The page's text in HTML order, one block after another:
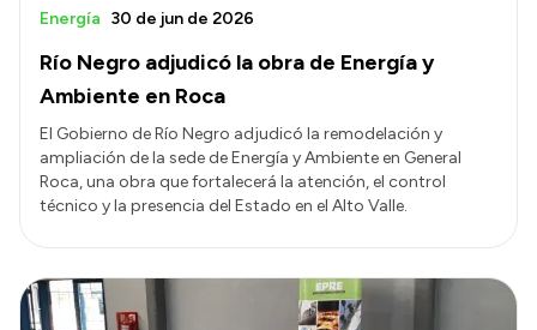
Río Negro adjudicó la obra de Energía y
Ambiente en Roca
Energía 30 de jun de 2026
El Gobierno de Río Negro adjudicó la remodelación y
ampliación de la sede de Energía y Ambiente en General
Roca, una obra que fortalecerá la atención, el control
técnico y la presencia del Estado en el Alto Valle.